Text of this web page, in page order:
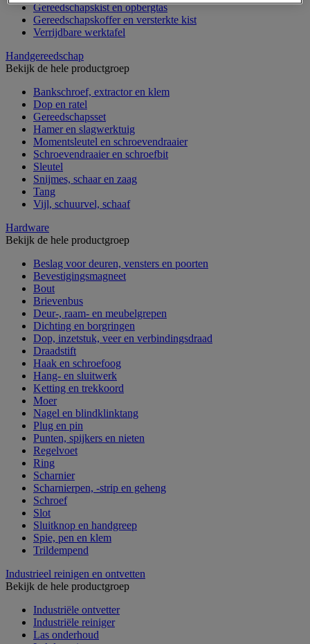
Gereedschapskist en opbergtas
Gereedschapskoffer en versterkte kist
Verrijdbare werktafel
Handgereedschap
Bekijk de hele productgroep
Bankschroef, extractor en klem
Dop en ratel
Gereedschapsset
Hamer en slagwerktuig
Momentsleutel en schroevendraaier
Schroevendraaier en schroefbit
Sleutel
Snijmes, schaar en zaag
Tang
Vijl, schuurvel, schaaf
Hardware
Bekijk de hele productgroep
Beslag voor deuren, vensters en poorten
Bevestigingsmagneet
Bout
Brievenbus
Deur-, raam- en meubelgrepen
Dichting en borgringen
Dop, inzetstuk, veer en verbindingsdraad
Draadstift
Haak en schroefoog
Hang- en sluitwerk
Ketting en trekkoord
Moer
Nagel en blindklinktang
Plug en pin
Punten, spijkers en nieten
Regelvoet
Ring
Scharnier
Scharnierpen, -strip en geheng
Schroef
Slot
Sluitknop en handgreep
Spie, pen en klem
Trildempend
Industrieel reinigen en ontvetten
Bekijk de hele productgroep
Industriële ontvetter
Industriële reiniger
Las onderhoud